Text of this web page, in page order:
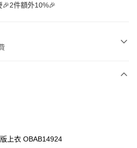
🎉2件額外10%🎉
上衣 OBAB14924